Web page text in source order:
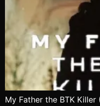
My Father the BTK